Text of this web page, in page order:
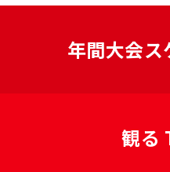
年間大会ス
観る